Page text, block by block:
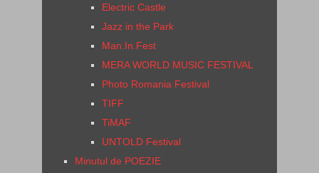
Electric Castle
Jazz in the Park
Man.In.Fest
MERA WORLD MUSIC FESTIVAL
Photo Romania Festival
TIFF
TiMAF
UNTOLD Festival
Minutul de POEZIE